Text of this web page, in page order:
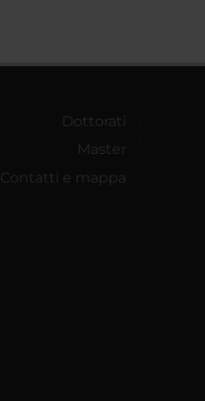
Dottorati
Master
Contatti e mappa